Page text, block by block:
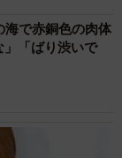
で赤銅色の肉体
「ばり渋いで